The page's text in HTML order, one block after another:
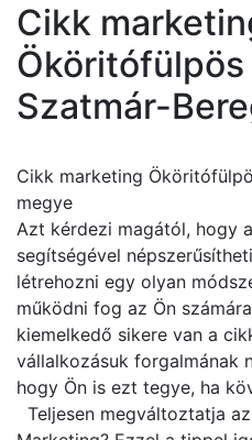
Cikk
Szatmár-
Cikk marketing
megye
Azt kérdezi magától, hogy
segítségével
létrehozni egy olyan
működni fog az Ön
kiemelkedő sikere van a
vállalkozásuk forgalmának
hogy Ön is ezt tegye, ha
Teljesen megváltoztatja